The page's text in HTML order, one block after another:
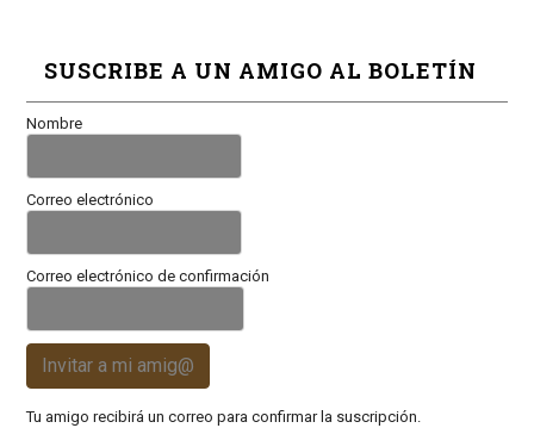
SUSCRIBE A UN AMIGO AL BOLETÍN
Nombre
Correo electrónico
Correo electrónico de confirmación
Invitar a mi amig@
Tu amigo recibirá un correo para confirmar la suscripción.